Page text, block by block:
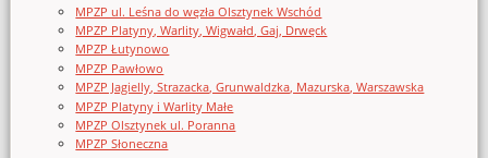
MPZP ul. Leśna do węzła Olsztynek Wschód
MPZP Platyny, Warlity, Wigwałd, Gaj, Drwęck
MPZP Łutynowo
MPZP Pawłowo
MPZP Jagielly, Strazacka, Grunwaldzka, Mazurska, Warszawska
MPZP Platyny i Warlity Małe
MPZP Olsztynek ul. Poranna
MPZP Słoneczna